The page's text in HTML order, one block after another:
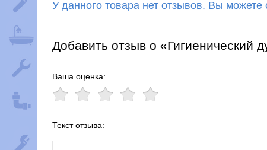
У данного товара нет отзывов. Вы можете
Добавить отзыв о «Гигиенический
Ваша оценка:
Текст отзыва: